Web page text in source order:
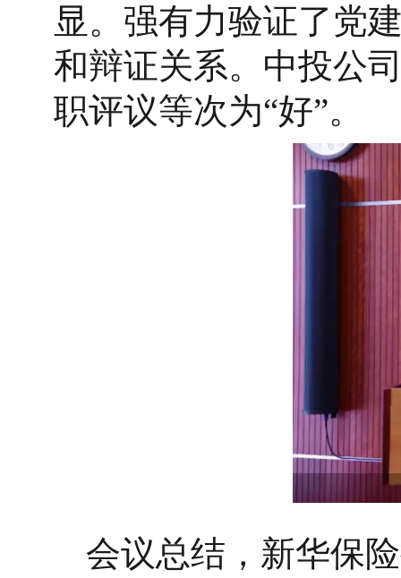
显。强有力验证了党
和辩证关系。中投公
职评议等次为“好”。
会议总结，新华保